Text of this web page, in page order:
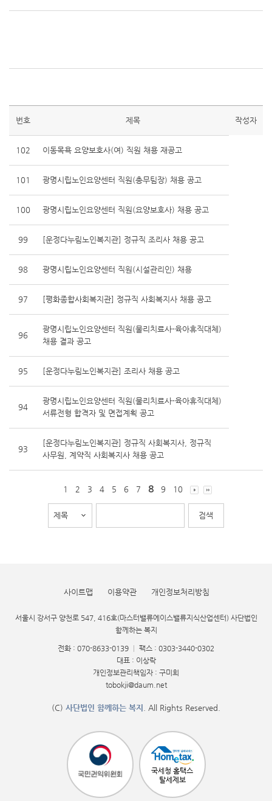
번호 제목 작성자
102 이동목욕 요양보호사(여) 직원 채용 재공고
101 광명시립노인요양센터 직원(총무팀장) 채용 공고
100 광명시립노인요양센터 직원(요양보호사) 채용 공고
99 [운정다누림노인복지관] 정규직 조리사 채용 공고
98 광명시립노인요양센터 직원(시설관리인) 채용
97 [평화종합사회복지관] 정규직 사회복지사 채용 공고
96
광명시립노인요양센터 직원(물리치료사-육아휴직대체)
채용 결과 공고
95 [운정다누림노인복지관] 조리사 채용 공고
94
광명시립노인요양센터 직원(물리치료사-육아휴직대체)
서류전형 합격자 및 면접계획 공고
93
[운정다누림노인복지관] 정규직 사회복지사, 정규직
사무원, 계약직 사회복지사 채용 공고
1 2 3 4 5 6 7 8 9 10
사이트맵 이용약관 개인정보처리방침
서울시 강서구 양천로 547, 416호(마스터밸류에이스밸류지식산업센터) 사단법인
함께하는 복지
전화 : 070-8633-0139
팩스 : 0303-3440-0302
대표 : 이상락
개인정보관리책임자 : 구미희
tobokji@daum.net
(C) 사단법인 함께하는 복지 . All Rights Reserved.
국세청 홈택스
탈세제보